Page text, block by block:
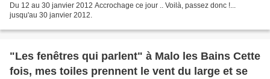
Du 12 au 30 janvier 2012 Accrochage ce jour .. Voilà, passez donc !...
jusqu'au 30 janvier 2012.
"Les fenêtres qui parlent" à Malo les Bains Cette
fois, mes toiles prennent le vent du large et se